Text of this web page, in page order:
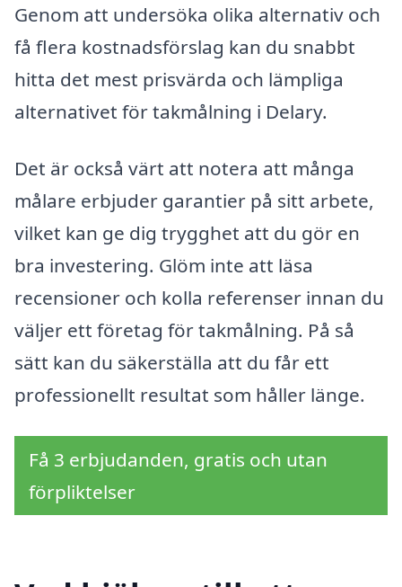
Genom att undersöka olika alternativ och
få flera kostnadsförslag kan du snabbt
hitta det mest prisvärda och lämpliga
alternativet för takmålning i Delary.
Det är också värt att notera att många
målare erbjuder garantier på sitt arbete,
vilket kan ge dig trygghet att du gör en
bra investering. Glöm inte att läsa
recensioner och kolla referenser innan du
väljer ett företag för takmålning. På så
sätt kan du säkerställa att du får ett
professionellt resultat som håller länge.
Få 3 erbjudanden, gratis och utan
förpliktelser